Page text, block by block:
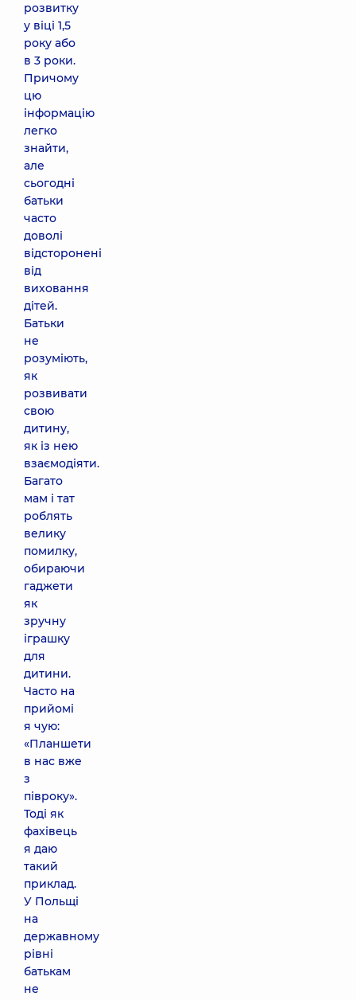
розвитку
у віці 1,5
року або
в 3 роки.
Причому
цю
інформацію
легко
знайти,
але
сьогодні
батьки
часто
доволі
відсторонені
від
виховання
дітей.
Батьки
не
розуміють,
як
розвивати
свою
дитину,
як із нею
взаємодіяти.
Багато
мам і тат
роблять
велику
помилку,
обираючи
гаджети
як
зручну
іграшку
для
дитини.
Часто на
прийомі
я чую:
«Планшети
в нас вже
з
півроку».
Тоді як
фахівець
я даю
такий
приклад.
У Польщі
на
державному
рівні
батькам
не